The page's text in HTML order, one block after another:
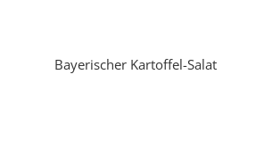
Bayerischer Kartoffel-Salat